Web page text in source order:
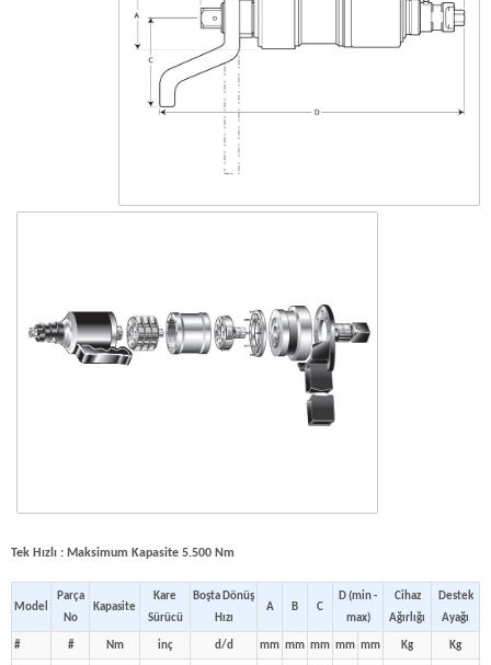
Tek Hızlı : Maksimum Kapasite 5.500 Nm
Model
Parça
No
Kapasite
Kare
Sürücü
Boşta Dönüş
Hızı
A B C
D (min -
max)
Cihaz
Ağırlığı
Destek
Ayağı
# # Nm inç d/d mm mm mm mm mm Kg Kg